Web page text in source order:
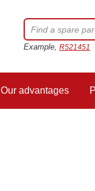
Example, R521451
Our advantages